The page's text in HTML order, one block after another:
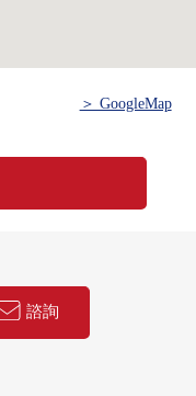
＞ GoogleMap
諮詢